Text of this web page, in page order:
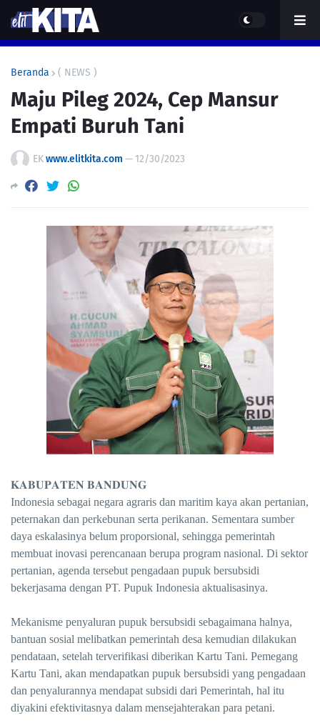
Beranda ( NEWS )
Maju Pileg 2024, Cep Mansur
Empati Buruh Tani
EKwww.elitkita.com — 12/30/2023
𝐊𝐀𝐁𝐔𝐏𝐀𝐓𝐄𝐍 𝐁𝐀𝐍𝐃𝐔𝐍𝐆
Indonesia sebagai negara agraris dan maritim kaya akan pertanian,
peternakan dan perkebunan serta perikanan. Sementara sumber
daya eskalasinya belum proporsional, sehingga pemerintah
membuat inovasi perencanaan berupa program nasional. Di sektor
pertanian, agenda tersebut pengadaan pupuk bersubsidi
bekerjasama dengan PT. Pupuk Indonesia aktualisasinya.
Mekanisme penyaluran pupuk bersubsidi sebagaimana halnya,
bantuan sosial melibatkan pemerintah desa kemudian dilakukan
pendataan, setelah terverifikasi diberikan Kartu Tani. Pemegang
Kartu Tani, akan mendapatkan pupuk bersubsidi yang pengadaan
dan penyalurannya mendapat subsidi dari Pemerintah, hal itu
diyakini efektivitasnya dalam mensejahterakan para petani.